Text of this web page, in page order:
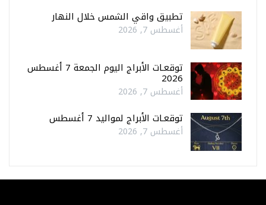
تطبيق واقي الشمس خلال النهار
أغسطس 7, 2026
توقعـات الأبراج اليوم الجمعة 7 أغسطس
2026
أغسطس 7, 2026
توقعـات الأبراج لمواليد 7 أغسطس
أغسطس 7, 2026